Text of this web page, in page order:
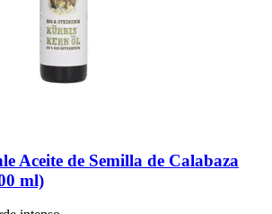
Aceite de Semilla de Calabaza
ml)